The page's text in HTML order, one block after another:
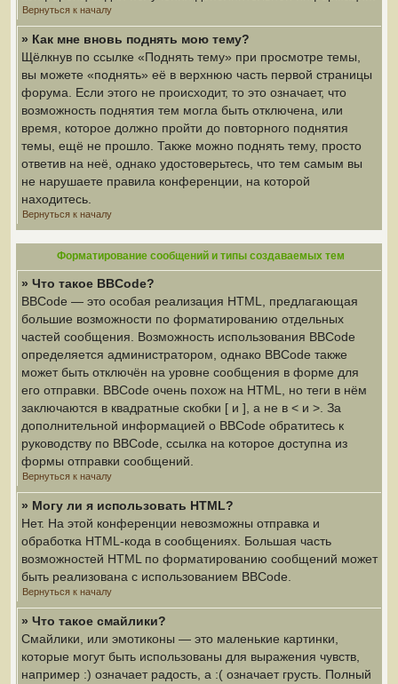
Вернуться к началу
» Как мне вновь поднять мою тему?
Щёлкнув по ссылке «Поднять тему» при просмотре темы,
вы можете «поднять» её в верхнюю часть первой страницы
форума. Если этого не происходит, то это означает, что
возможность поднятия тем могла быть отключена, или
время, которое должно пройти до повторного поднятия
темы, ещё не прошло. Также можно поднять тему, просто
ответив на неё, однако удостоверьтесь, что тем самым вы
не нарушаете правила конференции, на которой
находитесь.
Вернуться к началу
Форматирование сообщений и типы создаваемых тем
» Что такое BBCode?
BBCode — это особая реализация HTML, предлагающая
большие возможности по форматированию отдельных
частей сообщения. Возможность использования BBCode
определяется администратором, однако BBCode также
может быть отключён на уровне сообщения в форме для
его отправки. BBCode очень похож на HTML, но теги в нём
заключаются в квадратные скобки [ и ], а не в < и >. За
дополнительной информацией о BBCode обратитесь к
руководству по BBCode, ссылка на которое доступна из
формы отправки сообщений.
Вернуться к началу
» Могу ли я использовать HTML?
Нет. На этой конференции невозможны отправка и
обработка HTML-кода в сообщениях. Большая часть
возможностей HTML по форматированию сообщений может
быть реализована с использованием BBCode.
Вернуться к началу
» Что такое смайлики?
Смайлики, или эмотиконы — это маленькие картинки,
которые могут быть использованы для выражения чувств,
например :) означает радость, а :( означает грусть. Полный